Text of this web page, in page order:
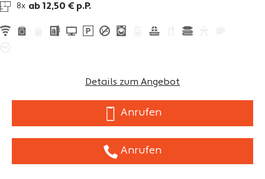
8x ab 12,50 € p.P.
Details zum Angebot
Anrufen
Anrufen